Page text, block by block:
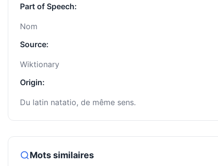
Part of Speech:
Nom
Source:
Wiktionary
Origin:
Du latin natatio, de même sens.
Mots similaires